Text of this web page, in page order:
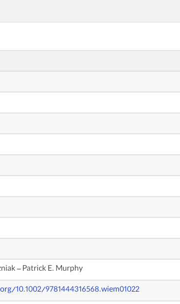
– Patrick E. Murphy
10.1002/9781444316568.wiem01022